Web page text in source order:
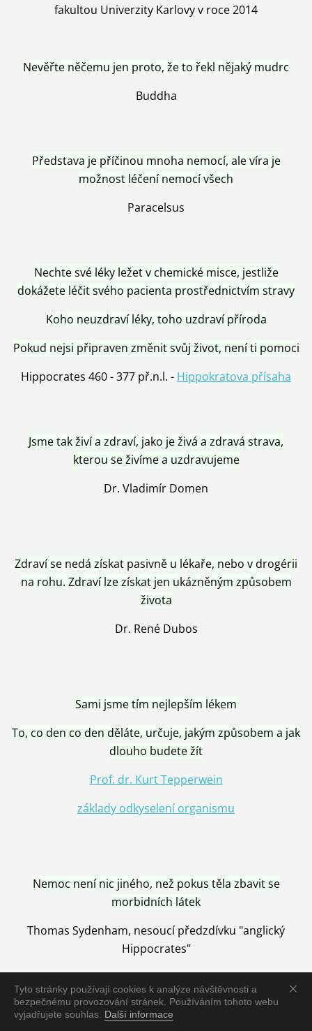
Tyto stránky používají cookies k analýze návštěvnosti a
bezpečnému provozování stránek. Používáním tohoto webu
vyjadřujete souhlas. Další informace
fakultou Univerzity Karlovy v roce 2014
Nevěřte něčemu jen proto, že to řekl nějaký mudrc
Buddha
Představa je příčinou mnoha nemocí, ale víra je
možnost léčení nemocí všech
Paracelsus
Nechte své léky ležet v chemické misce, jestliže
dokážete léčit svého pacienta prostřednictvím stravy
Koho neuzdraví léky, toho uzdraví příroda
Pokud nejsi připraven změnit svůj život, není ti pomoci
Hippocrates 460 - 377 př.n.l. - Hippokratova přísaha
Jsme tak živí a zdraví, jako je živá a zdravá strava,
kterou se živíme a uzdravujeme
Dr. Vladimír Domen
Zdraví se nedá získat pasivně u lékaře, nebo v drogérii
na rohu. Zdraví lze získat jen ukázněným způsobem
života
Dr. René Dubos
Sami jsme tím nejlepším lékem
To, co den co den děláte, určuje, jakým způsobem a jak
dlouho budete žít
Prof. dr. Kurt Tepperwein
základy odkyselení organismu
Nemoc není nic jiného, než pokus těla zbavit se
morbidních látek
Thomas Sydenham, nesoucí předzdívku "anglický
Hippocrates"
Nemoc je vyléčena jen pomocí Přírody, neutralizací a